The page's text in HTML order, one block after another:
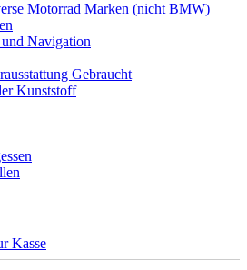
Motorrad Marken (nicht BMW)
Navigation
Gebraucht
Kunststoff
Kasse